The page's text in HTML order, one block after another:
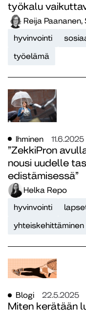
työkalu
Reija
hyvinvointi
työelämä
Ihminen 11.6.2025
”ZekkiPron
nousi uudelle
edistämisessä”
Helka Repo
hyvinvointi
yhteiskehittäminen
Blogi 22.5.2025
Miten kerätään